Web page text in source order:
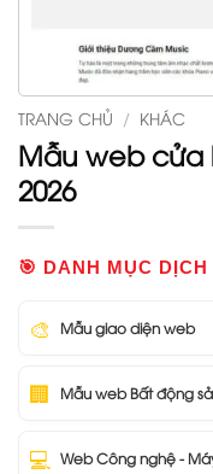
TRANG CHỦ / KHÁC
Mẫu web cửa
2026
🎯 DANH MỤC
🎨 Mẫu giao diện web
🏢 Mẫu web Bất động
💻 Web Công nghệ -